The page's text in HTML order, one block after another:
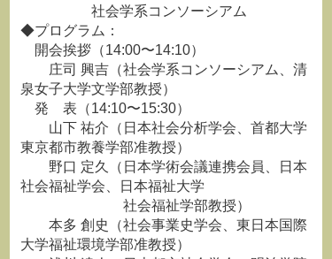
社会学系コンソーシアム
◆プログラム：
開会挨拶（14:00〜14:10）
庄司 興吉（社会学系コンソーシアム、清
泉女子大学文学部教授）
発 表（14:10〜15:30）
山下 祐介（日本社会分析学会、首都大学
東京都市教養学部准教授）
野口 定久（日本学術会議連携会員、日本
社会福祉学会、日本福祉大学
社会福祉学部教授）
本多 創史（社会事業史学会、東日本国際
大学福祉環境学部准教授）